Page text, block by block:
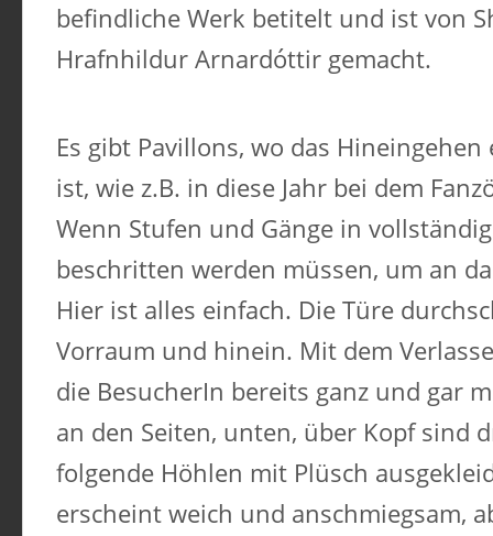
befindliche Werk betitelt und ist von
Hrafnhildur Arnardóttir gemacht.
Es gibt Pavillons, wo das
ist, wie z.B. in diese Jahr bei dem
Wenn Stufen und Gänge in
beschritten werden müssen, um an
Hier ist alles einfach. Die Türe
Vorraum und hinein. Mit dem
die BesucherIn bereits ganz und gar
an den Seiten, unten, über Kopf sind
folgende Höhlen mit Plüsch
erscheint weich und anschmiegsam,